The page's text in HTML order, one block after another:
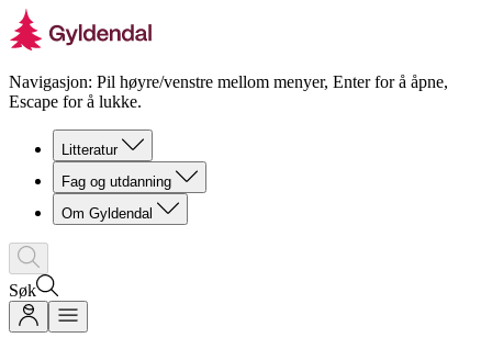
Navigasjon: Pil høyre/venstre mellom menyer, Enter for å åpne,
Escape for å lukke.
Litteratur
Fag og utdanning
Om Gyldendal
Søk